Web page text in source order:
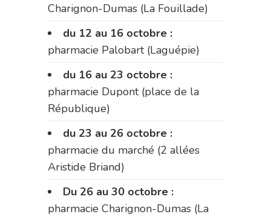
Charignon-Dumas (La Fouillade)
du 12 au 16 octobre :
pharmacie Palobart (Laguépie)
du 16 au 23 octobre :
pharmacie Dupont (place de la
République)
du 23 au 26 octobre :
pharmacie du marché (2 allées
Aristide Briand)
Du 26 au 30 octobre :
pharmacie Charignon-Dumas (La